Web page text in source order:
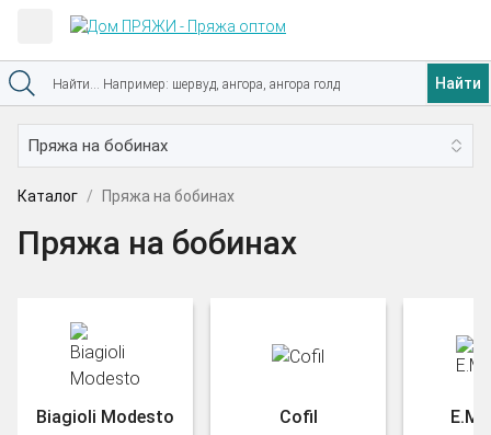
Найти
Каталог Пряжа на бобинах
Пряжа на бобинах
Biagioli Modesto Cofil